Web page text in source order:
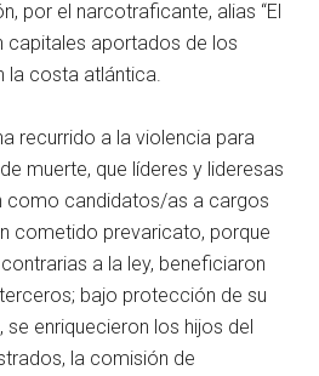
por el narcotraficante, alias “El
capitales aportados de los
la costa atlántica.
recurrido a la violencia para
muerte, que líderes y lideresas
como candidatos/as a cargos
cometido prevaricato, porque
a la ley, beneficiaron
bajo protección de su
se enriquecieron los hijos del
la comisión de